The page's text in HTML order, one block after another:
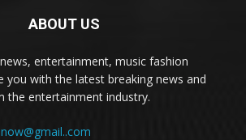
ABOUT US
entertainment, music fashion
you with the latest breaking news and
the entertainment industry.